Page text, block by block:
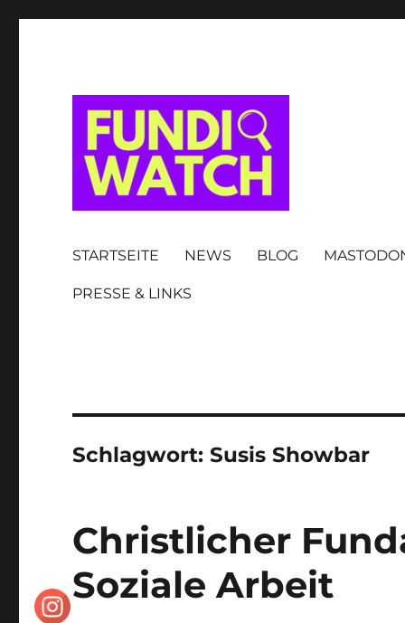
STARTSEITE NEWS BLOG
PRESSE & LINKS
Schlagwort:Susis Showbar
Christlicher
Soziale Arbeit